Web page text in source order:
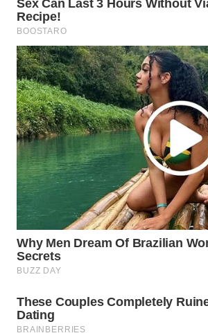
NATUNA
WN
BINTAN
WN
MANDALIKA
WN
LIKUPANG
LABUANBAJO
WN
BORNEO
Wahana
Media
Group